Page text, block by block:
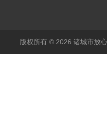
版权所有 © 2026 诸城市放